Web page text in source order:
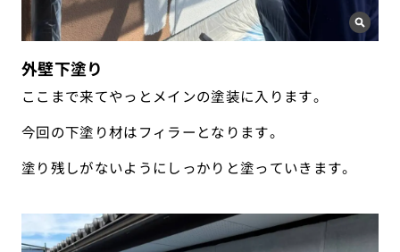
外壁下塗り
ここまで来てやっとメインの塗装に入ります。
今回の下塗り材はフィラーとなります。
塗り残しがないようにしっかりと塗っていきます。